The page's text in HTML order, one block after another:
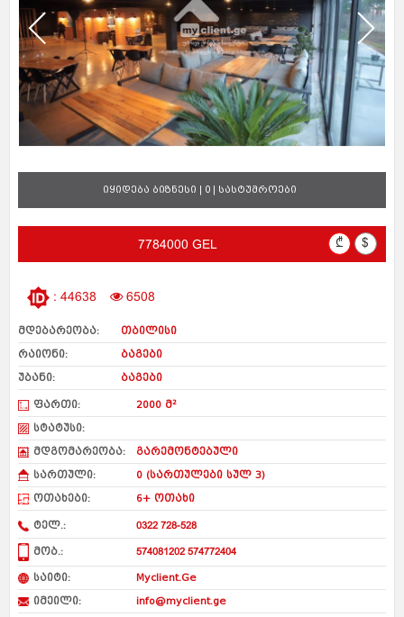
იყიდება ბიზნესი | 0 | სასტუმროები
7784000 GEL ₾ $
: 44638 6508
მდებარეობა:
თბილისი
რაიონი:
ბაგები
უბანი:
ბაგები
ფართი:
2000 მ²
სტატუსი:
მდგომარეობა:
გარემონტებული
სართული:
0 (სართულები სულ 3)
ოთახები:
6+ ოთახი
ტელ.: 0322 728-528
მობ.: 574081202 574772404
საიტი:
Myclient.Ge
იმეილი:
info@myclient.ge